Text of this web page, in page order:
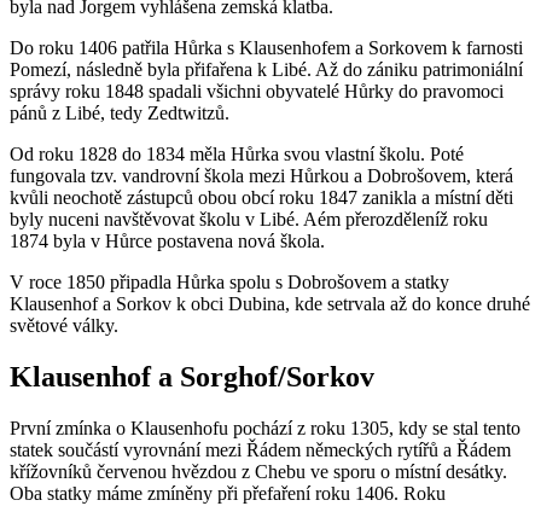
byla nad Jorgem vyhlášena zemská klatba.
Do roku 1406 patřila Hůrka s Klausenhofem a Sorkovem k farnosti
Pomezí, následně byla přifařena k Libé. Až do zániku patrimoniální
správy roku 1848 spadali všichni obyvatelé Hůrky do pravomoci
pánů z Libé, tedy Zedtwitzů.
Od roku 1828 do 1834 měla Hůrka svou vlastní školu. Poté
fungovala tzv. vandrovní škola mezi Hůrkou a Dobrošovem, která
kvůli neochotě zástupců obou obcí roku 1847 zanikla a místní děti
byly nuceni navštěvovat školu v Libé. Aém přerozděleníž roku
1874 byla v Hůrce postavena nová škola.
V roce 1850 připadla Hůrka spolu s Dobrošovem a statky
Klausenhof a Sorkov k obci Dubina, kde setrvala až do konce druhé
světové války.
Klausenhof a Sorghof/Sorkov
První zmínka o Klausenhofu pochází z roku 1305, kdy se stal tento
statek součástí vyrovnání mezi Řádem německých rytířů a Řádem
křížovníků červenou hvězdou z Chebu ve sporu o místní desátky.
Oba statky máme zmíněny při přefaření roku 1406. Roku